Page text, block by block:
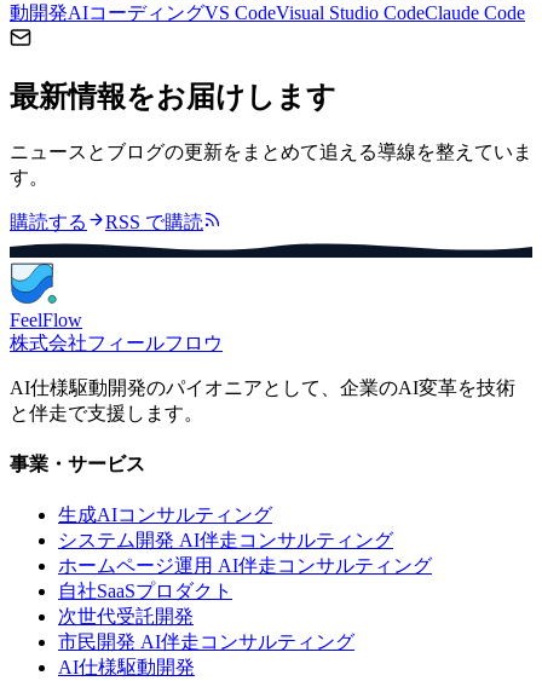
動開発AIコーディングVS CodeVisual Studio CodeClaude Code
最新情報をお届けします
ニュースとブログの更新をまとめて追える導線を整えていま
す。
購読する RSS で購読
FeelFlow
株式会社フィールフロウ
AI仕様駆動開発のパイオニアとして、企業のAI変革を技術
と伴走で支援します。
事業・サービス
生成AIコンサルティング
システム開発 AI伴走コンサルティング
ホームページ運用 AI伴走コンサルティング
自社SaaSプロダクト
次世代受託開発
市民開発 AI伴走コンサルティング
AI仕様駆動開発